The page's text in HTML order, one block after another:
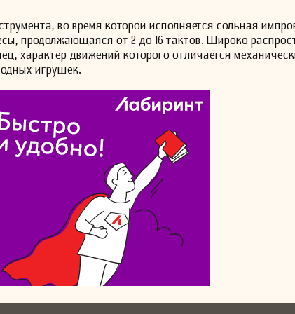
во время которой исполняется сольная
продолжающаяся от 2 до 16 тактов. Широко
характер движений которого отличается
игрушек.